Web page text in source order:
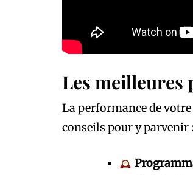
Les meilleures
La performance de votre
conseils pour y parvenir :